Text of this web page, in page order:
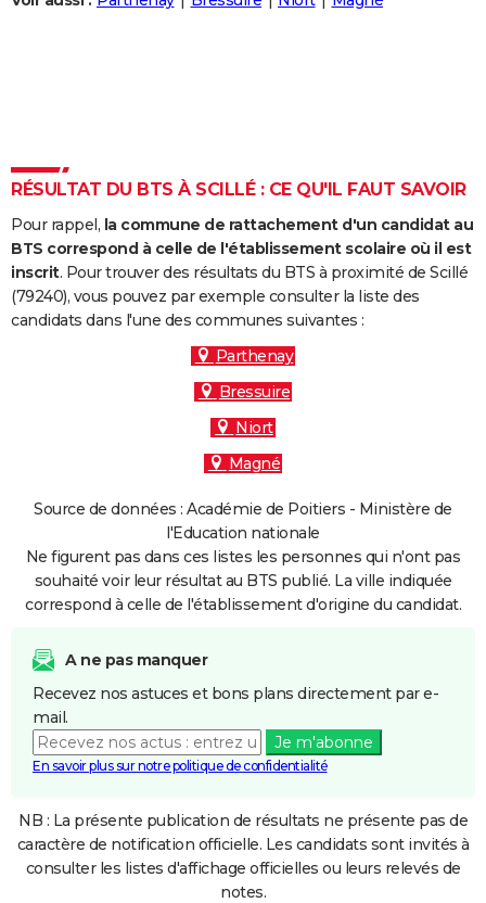
Carte de Noël
Carte Bonne année
Carte Saint-Valentin
Carte Pâques
Carte d'anniversaire
Dictionnaire
Biographies
Citations
Expressions
Proverbes
PROGRAMME TV
COPAINS D'AVANT
S'inscrire
Se connecter
Lycées
Collèges
Primaires
Universités
Entreprises
Service militaire
Avis de recherche
RÉSULTAT DU BTS À SCILLÉ : CE QU'IL FAUT SAVOIR
Pour rappel, la commune de rattachement d'un candidat au
BTS correspond à celle de l'établissement scolaire où il est
inscrit. Pour trouver des résultats du BTS à proximité de Scillé
(79240), vous pouvez par exemple consulter la liste des
candidats dans l'une des communes suivantes :
Parthenay
Bressuire
Niort
Magné
Source de données : Académie de Poitiers - Ministère de
l'Education nationale
Ne figurent pas dans ces listes les personnes qui n'ont pas
souhaité voir leur résultat au BTS publié. La ville indiquée
correspond à celle de l'établissement d'origine du candidat.
A ne pas manquer
Recevez nos astuces et bons plans directement par e-
mail.
Je m'abonne
En savoir plus sur notre politique de confidentialité
NB : La présente publication de résultats ne présente pas de
caractère de notification officielle. Les candidats sont invités à
consulter les listes d'affichage officielles ou leurs relevés de
notes.